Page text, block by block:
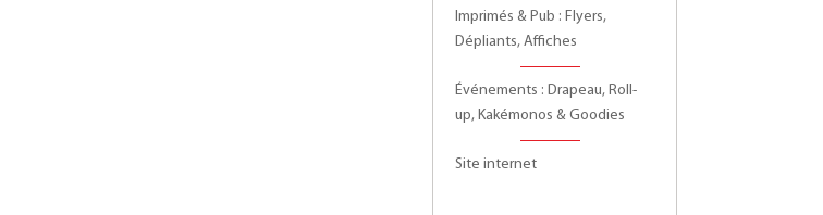
Imprimés & Pub : Flyers,
Dépliants, Affiches
Événements : Drapeau, Roll-
up, Kakémonos & Goodies
Site internet